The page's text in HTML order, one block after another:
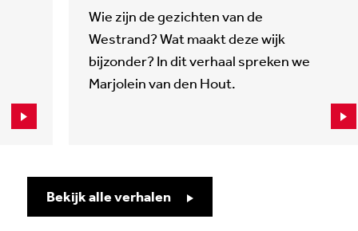
Wie zijn de gezichten van de
Westrand? Wat maakt deze wijk
bijzonder? In dit verhaal spreken we
Marjolein van den Hout.
Bekijk alle verhalen